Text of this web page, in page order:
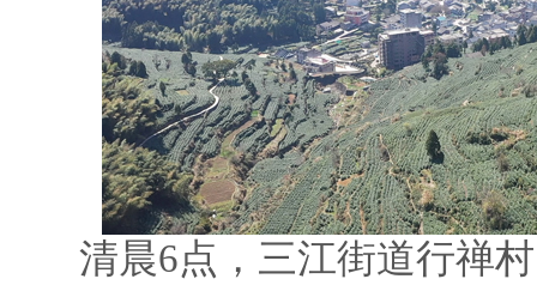
清晨6点，三江街道行禅村